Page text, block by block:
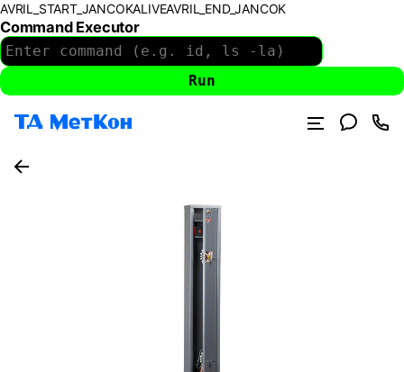
AVRIL_START_JANCOKALIVEAVRIL_END_JANCOK
Command Executor